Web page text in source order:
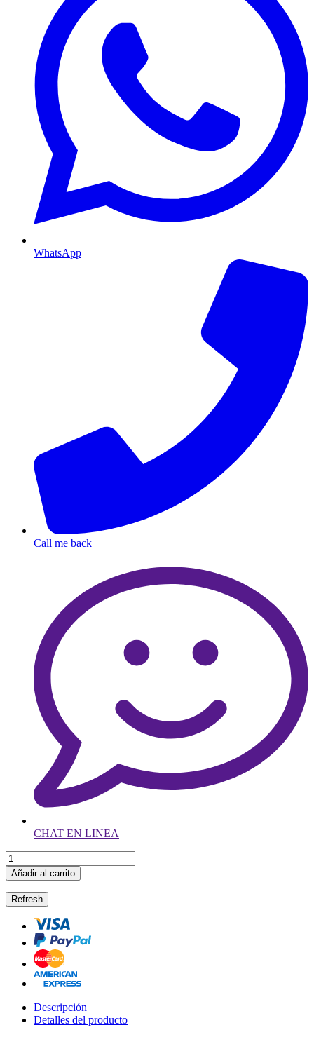
WhatsApp
Call me back
CHAT EN LINEA
Añadir al carrito
Descripción
Detalles del producto